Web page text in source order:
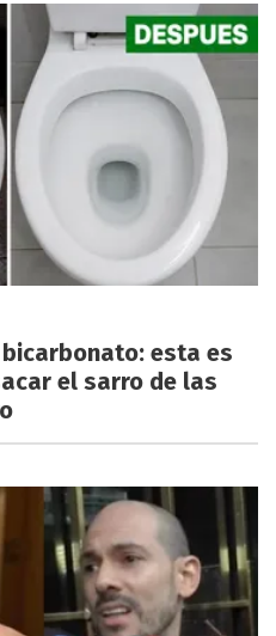
esta es
el sarro de las